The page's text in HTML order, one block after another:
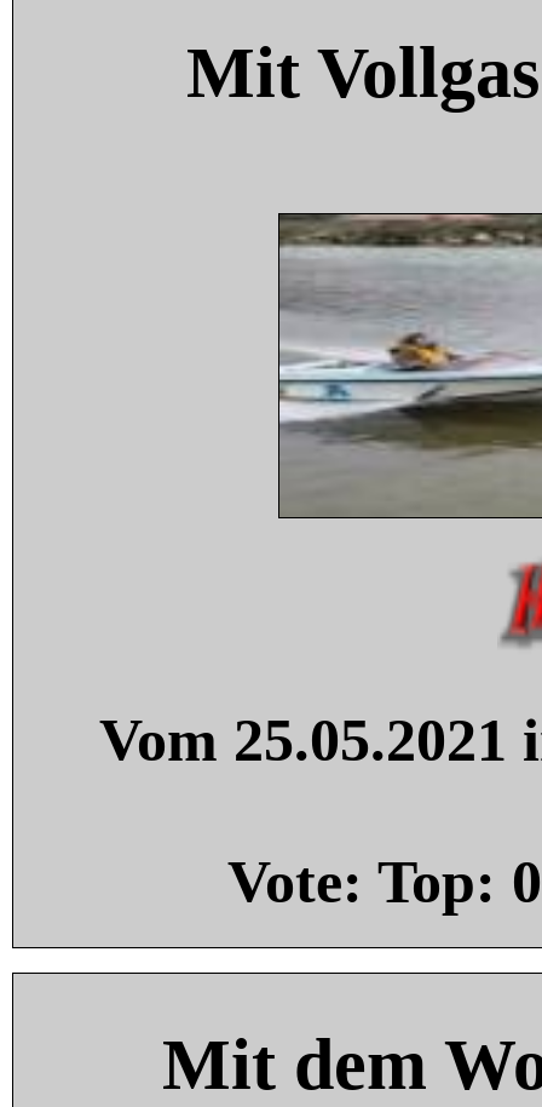
Mit
Vom
Vote: Top: 0
Mit dem